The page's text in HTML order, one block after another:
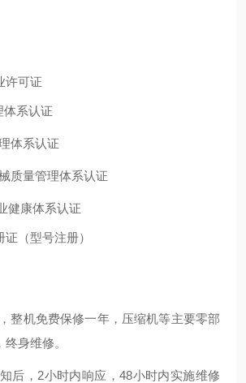
许可证
体系认证
体系认证
质量管理体系认证
健康体系认证
（型号注册）
整机免费保修一年，压缩机等主要零部
身维修。
后， 2小时内响应，48小时内实施维修